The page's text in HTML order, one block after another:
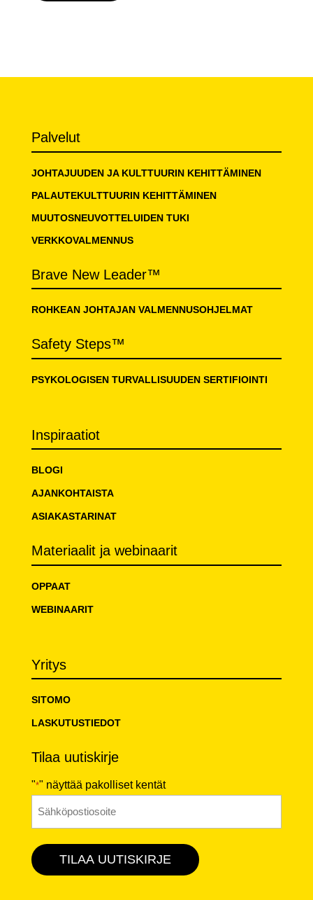
Palvelut
JOHTAJUUDEN JA KULTTUURIN KEHITTÄMINEN
PALAUTEKULTTUURIN KEHITTÄMINEN
MUUTOSNEUVOTTELUIDEN TUKI
VERKKOVALMENNUS
Brave New Leader™
ROHKEAN JOHTAJAN VALMENNUSOHJELMAT
Safety Steps™
PSYKOLOGISEN TURVALLISUUDEN SERTIFIOINTI
Inspiraatiot
BLOGI
AJANKOHTAISTA
ASIAKASTARINAT
Materiaalit ja webinaarit
OPPAAT
WEBINAARIT
Yritys
SITOMO
LASKUTUSTIEDOT
Tilaa uutiskirje
"*" näyttää pakolliset kentät
TILAA UUTISKIRJE